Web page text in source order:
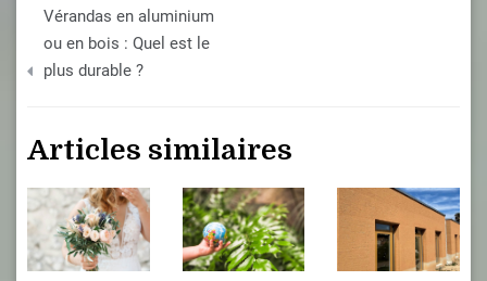
de
l’article
Vérandas en aluminium
ou en bois : Quel est le
plus durable ?
Articles similaires